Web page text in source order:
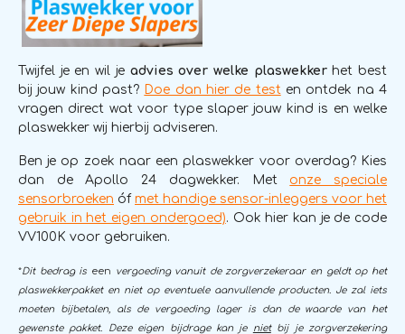
Twijfel je en wil je advies over welke plaswekkerhet best
bij jouw kind past? Doe dan hier de testen ontdek na 4
vragen direct wat voor type slaper jouw kind is en welke
plaswekker wij hierbij adviseren.
Ben je op zoek naar een plaswekker voor overdag? Kies
dan de Apollo 24 dagwekker. Met onze speciale
sensorbroeken óf met handige sensor-inleggers voor het
gebruik in het eigen ondergoed). Ook hier kan je de code
VV100K voor gebruiken.
*Dit bedrag is een
vergoeding vanuit de zorgverzekeraar en geldt op het
plaswekkerpakket en niet op eventuele aanvullende producten. Je zal iets
moeten bijbetalen, als de vergoeding lager is dan de waarde van het
gewenste pakket. Deze eigen bijdrage kan je
nietbij je zorgverzekering